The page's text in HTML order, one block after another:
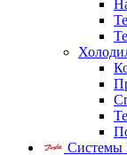
Системы